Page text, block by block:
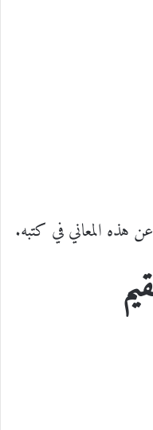
هذه المعاني في كتبه.